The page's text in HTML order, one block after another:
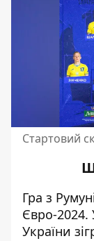
Стартовий
Гра з
Євро-2024.
України